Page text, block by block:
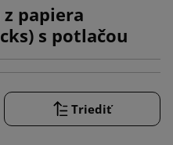
papiera
s potlačou
Triediť